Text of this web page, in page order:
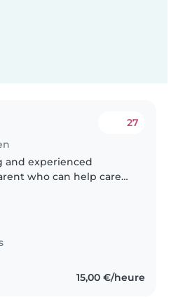
27
and experienced
who can help care
15,00 €/heure